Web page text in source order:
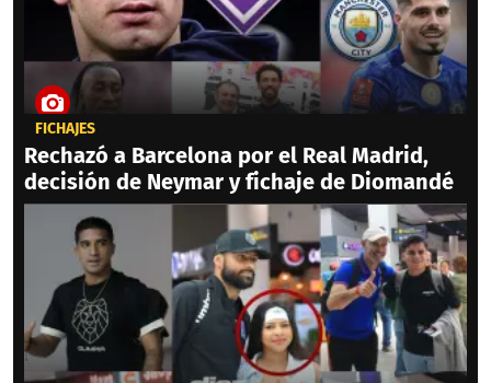
FICHAJES
Rechazó a Barcelona por el Real Madrid,
decisión de Neymar y fichaje de Diomandé